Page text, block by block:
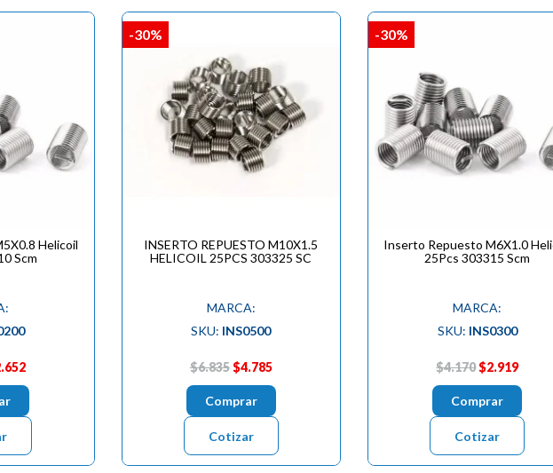
Helicoil
Scm
INSERTO REPUESTO M10X1.5
HELICOIL 25PCS 303325 SC
MARCA:
SKU: INS0500
$6.835$4.785
Comprar
Cotizar
-30%
Inserto Repuesto M6X1.0
25Pcs 303315 Scm
MARCA:
SKU: INS0300
$4.170$2.919
Comprar
Cotizar
-30%